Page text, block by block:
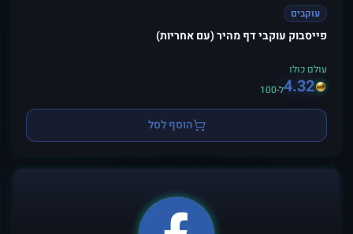
עוקבים
פייסבוק עוקבי דף מהיר (עם אחריות)
עולם כולו
4.32ל-100
הוסף לסל